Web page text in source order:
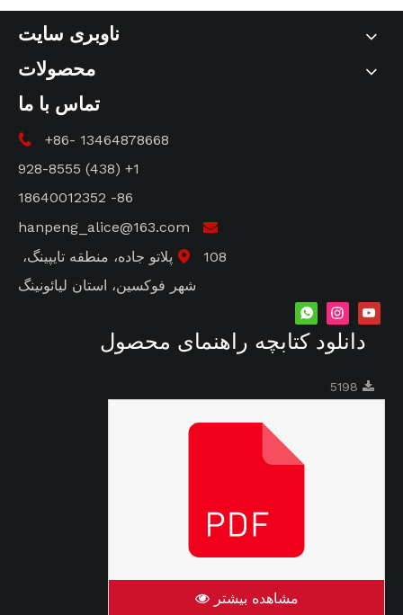
ناوبری سایت
محصولات
تماس با ما

+86- 13464878668

hanpeng_alice@163.com

108 پلاتو جاده، منطقه تایپینگ،
شهر فوکسین، استان لیائونینگ
دانلود کتابچه راهنمای محصول
مشاهده بیشتر